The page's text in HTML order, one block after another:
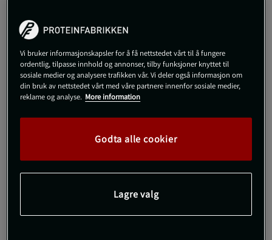
LUtsolgt fra lager
Gi meg beskjed via e-post
!
Dette produktet er dessverre ikke i lager. Få beskjed når det
SKU #10005547_MP003R | EAN7321465871862
Boxershorts fra Björn Borg.
Les mer
Vi bruker informasjonskapsler for å få nettstedet vårt til å fungere
ordentlig, tilpasse innhold og annonser, tilby funksjoner knyttet til
sosiale medier og analysere trafikken vår. Vi deler også informasjon om
din bruk av nettstedet vårt med våre partnere innenfor sosiale medier,
reklame og analyse. More information
Godta alle cookier
Lagre valg